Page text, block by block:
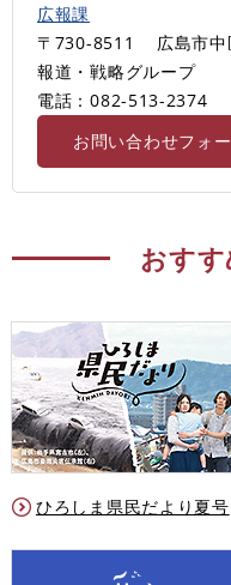
広報課
〒730-8511
広島市
報道・戦略グループ
電話：082-513-2374
お問い合わせフォ
おす
ひろしま県民だより夏号